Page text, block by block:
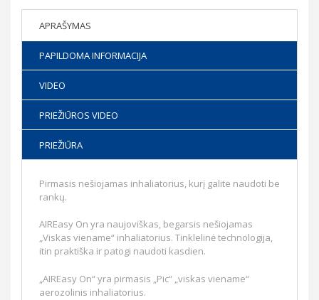
APRAŠYMAS
PAPILDOMA INFORMACIJA
VIDEO
PRIEŽIŪROS VIDEO
PRIEŽIŪRA
Pirmasis nešiojamas inhaliatorius, kurį galite naudoti be
rankų.
AIREasy On yra naujoviškas, begarsis nešiojamas
„Viskas viename“ inhaliatorius. Tinklelinė technologija,
itin praktiška ir patogi naudoti kasdien.
„AIREasy On“ yra pirmasis „Pic“ „viskas viename“
aerozolinis inhaliatorius.